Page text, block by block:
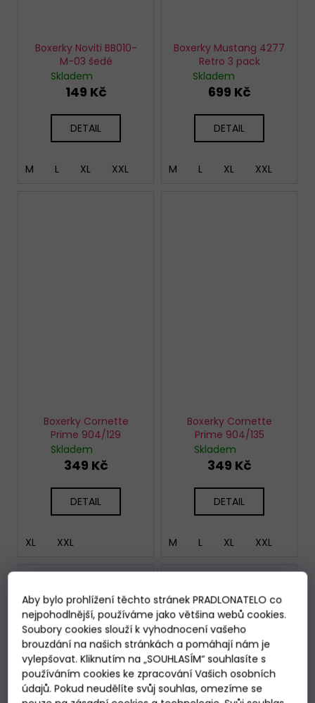
Aby bylo prohlížení těchto stránek PRADLONATELO co
nejpohodlnější, používáme jako většina webů cookies.
Soubory cookies slouží k vyhodnocení vašeho
brouzdání na našich stránkách a pomáhají nám je
vylepšovat. Kliknutím na „SOUHLASÍM“ souhlasíte s
používáním cookies ke zpracování Vašich osobních
údajů. Pokud neudělíte svůj souhlas, omezíme se
Boxerky Noviti BB010-
M-03 šedé
Skladem
149 Kč
DETAIL
M L XL XXL
Boxerky Mustang 4277
Retro 3 pack
Skladem
699 Kč
DETAIL
M L XL XXL
Boxerky Cornette
Prime 904/129
Skladem
349 Kč
DETAIL
XL XXL
Boxerky Cornette
Prime 904/135
Skladem
349 Kč
DETAIL
M L XL XXL